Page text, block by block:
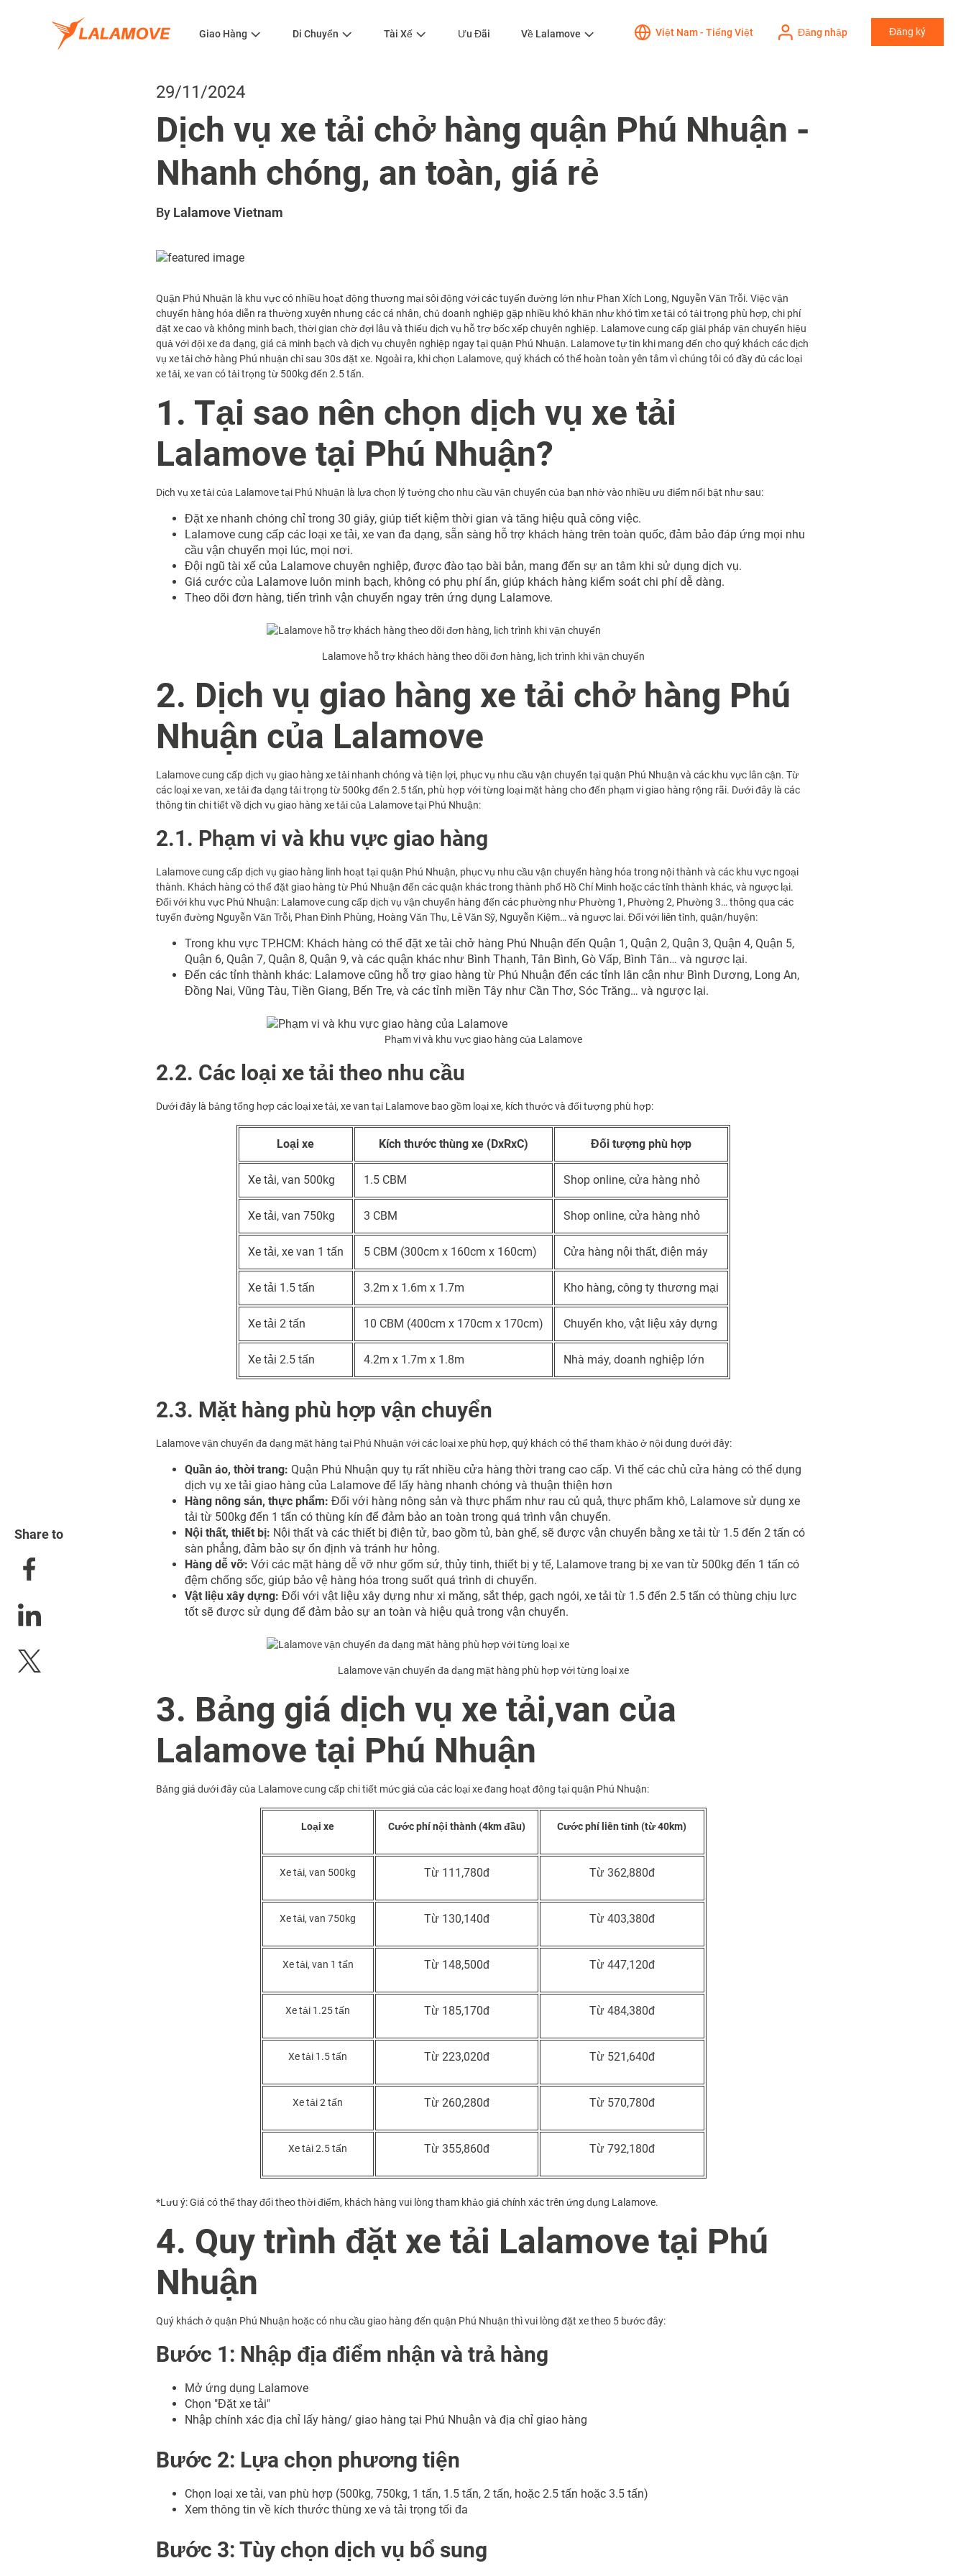
Giao Hàng Di Chuyển Tài Xế Ưu Đãi Về Lalamove Việt Nam - Tiếng Việt Đăng nhập Đăng ký
29/11/2024
Dịch vụ xe tải chở hàng quận Phú Nhuận -
Nhanh chóng, an toàn, giá rẻ
By Lalamove Vietnam
Quận Phú Nhuận là khu vực có nhiều hoạt động thương mại sôi động với các tuyến đường lớn như Phan Xích Long, Nguyễn Văn Trỗi. Việc vận
chuyển hàng hóa diễn ra thường xuyên nhưng các cá nhân, chủ doanh nghiệp gặp nhiều khó khăn như khó tìm xe tải có tải trọng phù hợp, chi phí
đặt xe cao và không minh bạch, thời gian chờ đợi lâu và thiếu dịch vụ hỗ trợ bốc xếp chuyên nghiệp. Lalamove cung cấp giải pháp vận chuyển hiệu
quả với đội xe đa dạng, giá cả minh bạch và dịch vụ chuyên nghiệp ngay tại quận Phú Nhuận. Lalamove tự tin khi mang đến cho quý khách các dịch
vụ xe tải chở hàng Phú nhuận chỉ sau 30s đặt xe. Ngoài ra, khi chọn Lalamove, quý khách có thể hoàn toàn yên tâm vì chúng tôi có đầy đủ các loại
xe tải, xe van có tải trọng từ 500kg đến 2.5 tấn.
1. Tại sao nên chọn dịch vụ xe tải
Lalamove tại Phú Nhuận?
Dịch vụ xe tải của Lalamove tại Phú Nhuận là lựa chọn lý tưởng cho nhu cầu vận chuyển của bạn nhờ vào nhiều ưu điểm nổi bật như sau:
Đặt xe nhanh chóng chỉ trong 30 giây, giúp tiết kiệm thời gian và tăng hiệu quả công việc.
Lalamove cung cấp các loại xe tải, xe van đa dạng, sẵn sàng hỗ trợ khách hàng trên toàn quốc, đảm bảo đáp ứng mọi nhu
cầu vận chuyển mọi lúc, mọi nơi.
Đội ngũ tài xế của Lalamove chuyên nghiệp, được đào tạo bài bản, mang đến sự an tâm khi sử dụng dịch vụ.
Giá cước của Lalamove luôn minh bạch, không có phụ phí ẩn, giúp khách hàng kiểm soát chi phí dễ dàng.
Theo dõi đơn hàng, tiến trình vận chuyển ngay trên ứng dụng Lalamove.
Lalamove hỗ trợ khách hàng theo dõi đơn hàng, lịch trình khi vận chuyển
2. Dịch vụ giao hàng xe tải chở hàng Phú
Nhuận của Lalamove
Lalamove cung cấp dịch vụ giao hàng xe tải nhanh chóng và tiện lợi, phục vụ nhu cầu vận chuyển tại quận Phú Nhuận và các khu vực lân cận. Từ
các loại xe van, xe tải đa dạng tải trọng từ 500kg đến 2.5 tấn, phù hợp với từng loại mặt hàng cho đến phạm vi giao hàng rộng rãi. Dưới đây là các
thông tin chi tiết về dịch vụ giao hàng xe tải của Lalamove tại Phú Nhuận:
2.1. Phạm vi và khu vực giao hàng
Lalamove cung cấp dịch vụ giao hàng linh hoạt tại quận Phú Nhuận, phục vụ nhu cầu vận chuyển hàng hóa trong nội thành và các khu vực ngoại
thành. Khách hàng có thể đặt giao hàng từ Phú Nhuận đến các quận khác trong thành phố Hồ Chí Minh hoặc các tỉnh thành khác, và ngược lại.
Đối với khu vực Phú Nhuận: Lalamove cung cấp dịch vụ vận chuyển hàng đến các phường như Phường 1, Phường 2, Phường 3… thông qua các
tuyến đường Nguyễn Văn Trỗi, Phan Đình Phùng, Hoàng Văn Thụ, Lê Văn Sỹ, Nguyễn Kiệm… và ngược lai. Đối với liên tỉnh, quận/huyện:
Trong khu vực TP.HCM: Khách hàng có thể đặt xe tải chở hàng Phú Nhuận đến Quận 1, Quận 2, Quận 3, Quận 4, Quận 5,
Quận 6, Quận 7, Quận 8, Quận 9, và các quận khác như Bình Thạnh, Tân Bình, Gò Vấp, Bình Tân… và ngược lại.
Đến các tỉnh thành khác: Lalamove cũng hỗ trợ giao hàng từ Phú Nhuận đến các tỉnh lân cận như Bình Dương, Long An,
Đồng Nai, Vũng Tàu, Tiền Giang, Bến Tre, và các tỉnh miền Tây như Cần Thơ, Sóc Trăng… và ngược lại.
Phạm vi và khu vực giao hàng của Lalamove
2.2. Các loại xe tải theo nhu cầu
Dưới đây là bảng tổng hợp các loại xe tải, xe van tại Lalamove bao gồm loại xe, kích thước và đối tượng phù hợp:
Loại xe Kích thước thùng xe (DxRxC) Đối tượng phù hợp
Xe tải, van 500kg 1.5 CBM Shop online, cửa hàng nhỏ
Xe tải, van 750kg 3 CBM Shop online, cửa hàng nhỏ
Xe tải, xe van 1 tấn 5 CBM (300cm x 160cm x 160cm) Cửa hàng nội thất, điện máy
Xe tải 1.5 tấn 3.2m x 1.6m x 1.7m Kho hàng, công ty thương mại
Xe tải 2 tấn 10 CBM (400cm x 170cm x 170cm) Chuyển kho, vật liệu xây dựng
Xe tải 2.5 tấn 4.2m x 1.7m x 1.8m Nhà máy, doanh nghiệp lớn
2.3. Mặt hàng phù hợp vận chuyển
Lalamove vận chuyển đa dạng mặt hàng tại Phú Nhuận với các loại xe phù hợp, quý khách có thể tham khảo ở nội dung dưới đây:
Quần áo, thời trang: Quận Phú Nhuận quy tụ rất nhiều cửa hàng thời trang cao cấp. Vì thế các chủ cửa hàng có thể dụng
dịch vụ xe tải giao hàng của Lalamove để lấy hàng nhanh chóng và thuận thiện hơn
Hàng nông sản, thực phẩm: Đối với hàng nông sản và thực phẩm như rau củ quả, thực phẩm khô, Lalamove sử dụng xe
tải từ 500kg đến 1 tấn có thùng kín để đảm bảo an toàn trong quá trình vận chuyển.
Nội thất, thiết bị: Nội thất và các thiết bị điện tử, bao gồm tủ, bàn ghế, sẽ được vận chuyển bằng xe tải từ 1.5 đến 2 tấn có
sàn phẳng, đảm bảo sự ổn định và tránh hư hỏng.
Hàng dễ vỡ: Với các mặt hàng dễ vỡ như gốm sứ, thủy tinh, thiết bị y tế, Lalamove trang bị xe van từ 500kg đến 1 tấn có
đệm chống sốc, giúp bảo vệ hàng hóa trong suốt quá trình di chuyển.
Vật liệu xây dựng: Đối với vật liệu xây dựng như xi măng, sắt thép, gạch ngói, xe tải từ 1.5 đến 2.5 tấn có thùng chịu lực
tốt sẽ được sử dụng để đảm bảo sự an toàn và hiệu quả trong vận chuyển.
Lalamove vận chuyển đa dạng mặt hàng phù hợp với từng loại xe
3. Bảng giá dịch vụ xe tải,van của
Lalamove tại Phú Nhuận
Bảng giá dưới đây của Lalamove cung cấp chi tiết mức giá của các loại xe đang hoạt động tại quận Phú Nhuận:
Loại xe Cước phí nội thành (4km đầu) Cước phí liên tỉnh (từ 40km)
Xe tải, van 500kg Từ 111,780đ Từ 362,880đ
Xe tải, van 750kg Từ 130,140đ Từ 403,380đ
Xe tải, van 1 tấn Từ 148,500đ Từ 447,120đ
Xe tải 1.25 tấn Từ 185,170đ Từ 484,380đ
Xe tải 1.5 tấn Từ 223,020đ Từ 521,640đ
Xe tải 2 tấn Từ 260,280đ Từ 570,780đ
Xe tải 2.5 tấn Từ 355,860đ Từ 792,180đ
*Lưu ý: Giá có thể thay đổi theo thời điểm, khách hàng vui lòng tham khảo giá chính xác trên ứng dụng Lalamove.
4. Quy trình đặt xe tải Lalamove tại Phú
Nhuận
Quý khách ở quận Phú Nhuận hoặc có nhu cầu giao hàng đến quận Phú Nhuận thì vui lòng đặt xe theo 5 bước đây:
Bước 1: Nhập địa điểm nhận và trả hàng
Mở ứng dụng Lalamove
Chọn "Đặt xe tải"
Nhập chính xác địa chỉ lấy hàng/ giao hàng tại Phú Nhuận và địa chỉ giao hàng
Bước 2: Lựa chọn phương tiện
Chọn loại xe tải, van phù hợp (500kg, 750kg, 1 tấn, 1.5 tấn, 2 tấn, hoặc 2.5 tấn hoặc 3.5 tấn)
Xem thông tin về kích thước thùng xe và tải trọng tối đa
Bước 3: Tùy chọn dịch vụ bổ sung
Share to